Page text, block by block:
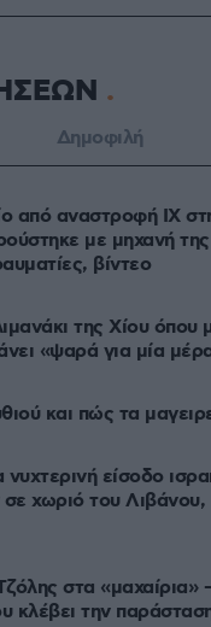
Δημοφιλή
από αναστροφή ΙΧ
με μηχανή
βίντεο
της Χίου όπου
«ψαρά για μία
και πώς τα
νυχτερινή είσοδο
χωριό του
στα «μαχαίρια»
κλέβει την